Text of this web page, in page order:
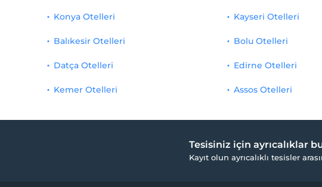
Konya Otelleri
Balıkesir Otelleri
Datça Otelleri
Kemer Otelleri
Kayseri Otelleri
Bolu Otelleri
Edirne Otelleri
Assos Otelleri
Tesisiniz için ayrıcalıklar
Kayıt olun ayrıcalıklı tesisler